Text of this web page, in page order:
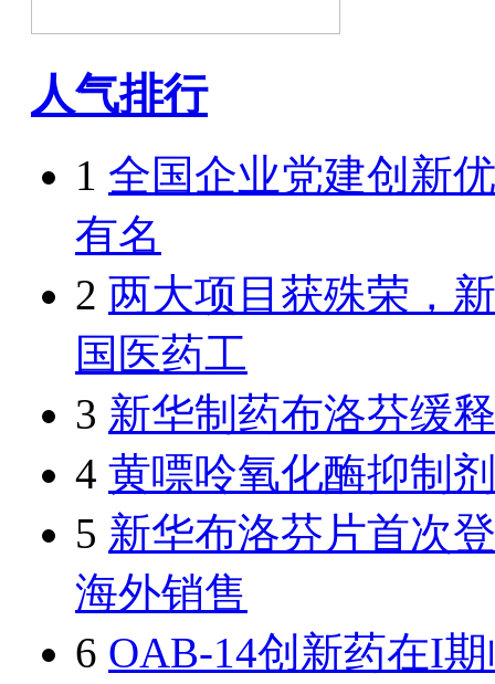
人气排行
1 全国企业党建创新
有名
2 两大项目获殊荣，
国医药工
3 新华制药布洛芬缓
4 黄嘌呤氧化酶抑制
5 新华布洛芬片首次
海外销售
6 OAB-14创新药在I